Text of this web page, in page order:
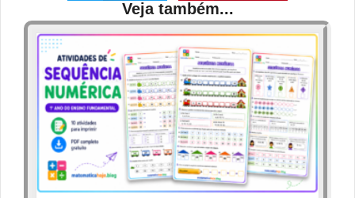
Veja também...